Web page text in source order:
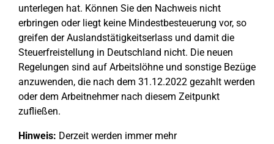
unterlegen hat. Können Sie den Nachweis nicht
erbringen oder liegt keine Mindestbesteuerung vor, so
greifen der Auslandstätigkeitserlass und damit die
Steuerfreistellung in Deutschland nicht. Die neuen
Regelungen sind auf Arbeitslöhne und sonstige Bezüge
anzuwenden, die nach dem 31.12.2022 gezahlt werden
oder dem Arbeitnehmer nach diesem Zeitpunkt
zufließen.
Hinweis: Derzeit werden immer mehr